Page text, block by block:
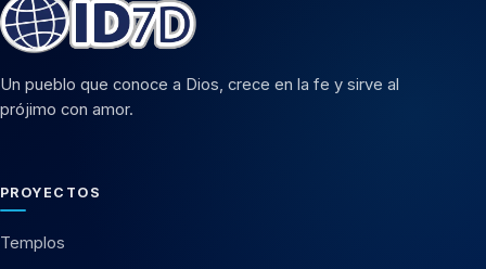
Un pueblo que conoce a Dios, crece en la fe y sirve al
prójimo con amor.
PROYECTOS
Templos